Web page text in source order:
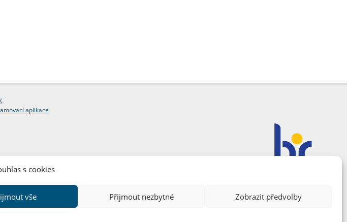
s cookies
vše Přijmout nezbytné Zobrazit předvolby
aplikace